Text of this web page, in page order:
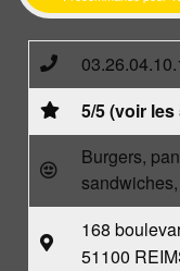
5/5 (voir les
Burgers,
168
51100